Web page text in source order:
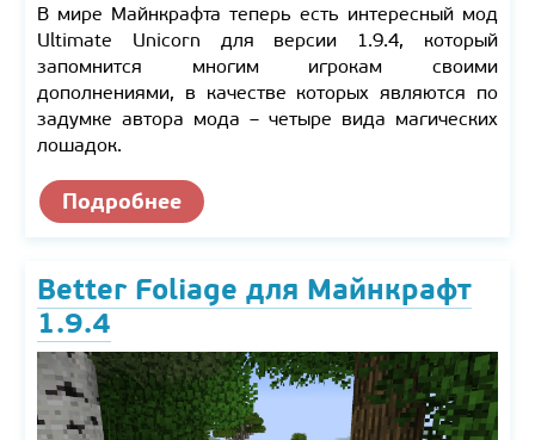
В мире Майнкрафта теперь есть интересный мод
Ultimate Unicorn для версии 1.9.4, который
запомнится многим игрокам своими
дополнениями, в качестве которых являются по
задумке автора мода – четыре вида магических
лошадок.
Подробнее
Better Foliage для Майнкрафт
1.9.4